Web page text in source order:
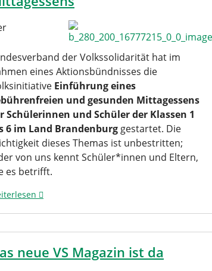
der Volkssolidarität hat im
eines Aktionsbündnisses die
Einführung eines
und gesunden Mittagessens
Schülerinnen und Schüler der Klassen 1
6 im Land Brandenburg gestartet. Die
dieses Themas ist unbestritten;
von uns kennt Schüler*innen und Eltern,
es betrifft.
neue VS Magazin ist da